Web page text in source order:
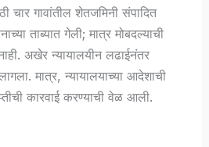
चार गावांतील शेतजमिनी संपादित
ताब्यात गेली; मात्र मोबदल्याची
अखेर न्यायालयीन लढाईनंतर
मात्र, न्यायालयाच्या आदेशाची
कारवाई करण्याची वेळ आली.